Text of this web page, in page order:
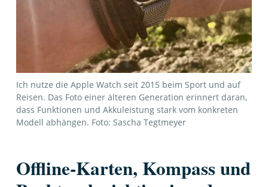
Ich nutze die Apple Watch seit 2015 beim Sport und auf
Reisen. Das Foto einer älteren Generation erinnert daran,
dass Funktionen und Akkuleistung stark vom konkreten
Modell abhängen. Foto: Sascha Tegtmeyer
Offline-Karten, Kompass und